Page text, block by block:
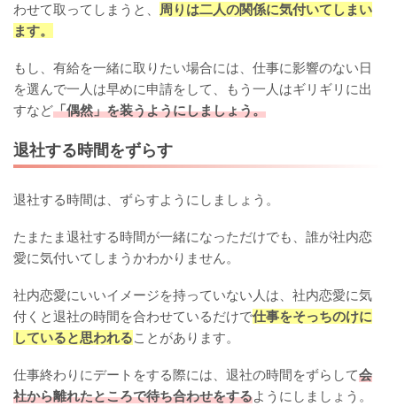
わせて取ってしまうと、
周りは二人の関係に気付いてしまい
ます。
もし、有給を一緒に取りたい場合には、仕事に影響のない日
を選んで一人は早めに申請をして、もう一人はギリギリに出
すなど「偶然」を装うようにしましょう。
退社する時間をずらす
退社する時間は、ずらすようにしましょう。
たまたま退社する時間が一緒になっただけでも、誰が社内恋
愛に気付いてしまうかわかりません。
社内恋愛にいいイメージを持っていない人は、社内恋愛に気
付くと退社の時間を合わせているだけで仕事をそっちのけに
していると思われることがあります。
仕事終わりにデートをする際には、退社の時間をずらして会
社から離れたところで待ち合わせをするようにしましょう。